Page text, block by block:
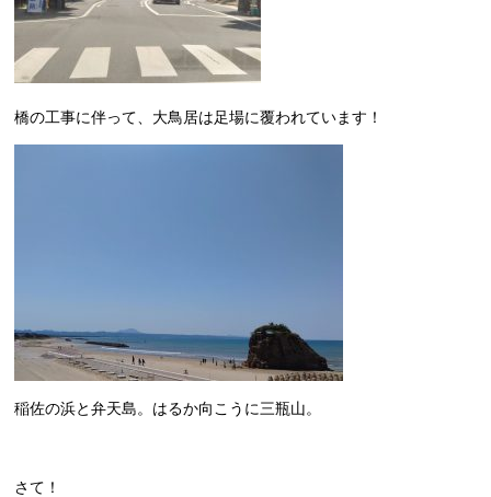
橋の工事に伴って、大鳥居は足場に覆われています！
稲佐の浜と弁天島。はるか向こうに三瓶山。
さて！